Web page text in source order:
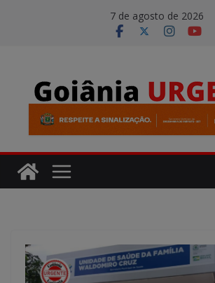
7 de agosto de 2026
modal-check